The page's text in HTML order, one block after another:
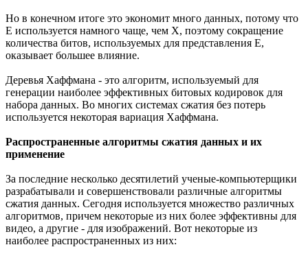
Но в конечном итоге это экономит много данных, потому что
E используется намного чаще, чем X, поэтому сокращение
количества битов, используемых для представления E,
оказывает большее влияние.
Деревья Хаффмана - это алгоритм, используемый для
генерации наиболее эффективных битовых кодировок для
набора данных. Во многих системах сжатия без потерь
используется некоторая вариация Хаффмана.
Распространенные алгоритмы сжатия данных и их
применение
За последние несколько десятилетий ученые-компьютерщики
разрабатывали и совершенствовали различные алгоритмы
сжатия данных. Сегодня используется множество различных
алгоритмов, причем некоторые из них более эффективны для
видео, а другие - для изображений. Вот некоторые из
наиболее распространенных из них: